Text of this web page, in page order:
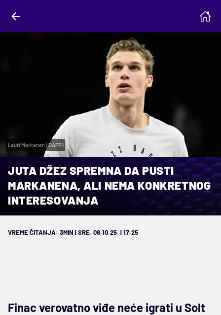
Lauri Markanen (©AFP)
JUTA DŽEZ SPREMNA DA PUSTI
MARKANENA, ALI NEMA KONKRETNOG
INTERESOVANJA
VREME ČITANJA: 3MIN | SRE. 08.10.25. | 17:25
Finac verovatno viđe neće igrati u Solt